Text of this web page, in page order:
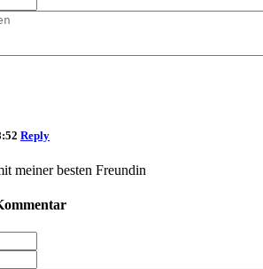
Reply
meiner besten Freundin